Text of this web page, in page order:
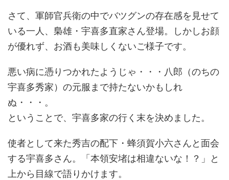
さて、軍師官兵衛の中でバツグンの存在感を見せて
いる一人、梟雄・宇喜多直家さん登場。しかしお顔
が優れず、お酒も美味しくないご様子です。
悪い病に憑りつかれたようじゃ・・・八郎（のちの
宇喜多秀家）の元服まで持たないかもしれ
ぬ・・・。
ということで、宇喜多家の行く末を決めました。
使者として来た秀吉の配下・蜂須賀小六さんと面会
する宇喜多さん。「本領安堵は相違ないな！？」と
上から目線で語りかけます。